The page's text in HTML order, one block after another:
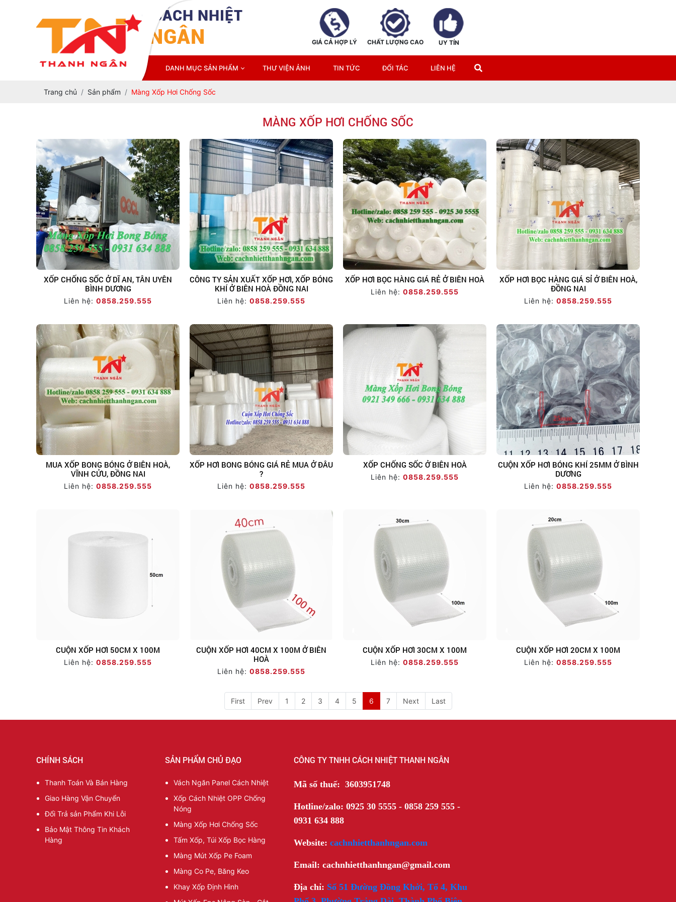
CÔNG TY TNHH CÁCH NHIỆT
THANH NGÂN GIÁ CẢ HỢP LÝ CHẤT LƯỢNG CAO UY TÍN
TRANG CHỦ GIỚI THIỆU DANH MỤC SẢN PHẨM THƯ VIỆN ẢNH TIN TỨC ĐỐI TÁC LIÊN HỆ
Trang chủ Sản phẩm Màng Xốp Hơi Chống Sốc
MÀNG XỐP HƠI CHỐNG SỐC
XỐP CHỐNG SỐC Ở DĨ AN, TÂN UYÊN
BÌNH DƯƠNG
Liên hệ: 0858.259.555
CÔNG TY SẢN XUẤT XỐP HƠI, XỐP BÓNG
KHÍ Ở BIÊN HOÀ ĐỒNG NAI
Liên hệ: 0858.259.555
XỐP HƠI BỌC HÀNG GIÁ RẺ Ở BIÊN HOÀ
Liên hệ: 0858.259.555
XỐP HƠI BỌC HÀNG GIÁ SỈ Ở BIÊN HOÀ,
ĐỒNG NAI
Liên hệ: 0858.259.555
MUA XỐP BONG BÓNG Ở BIÊN HOÀ,
VĨNH CỬU, ĐỒNG NAI
Liên hệ: 0858.259.555
XỐP HƠI BONG BÓNG GIÁ RẺ MUA Ở ĐÂU
?
Liên hệ: 0858.259.555
XỐP CHỐNG SỐC Ở BIÊN HOÀ
Liên hệ: 0858.259.555
CUỘN XỐP HƠI BÓNG KHÍ 25MM Ở BÌNH
DƯƠNG
Liên hệ: 0858.259.555
CUỘN XỐP HƠI 50CM X 100M
Liên hệ: 0858.259.555
CUỘN XỐP HƠI 40CM X 100M Ở BIÊN
HOÀ
Liên hệ: 0858.259.555
CUỘN XỐP HƠI 30CM X 100M
Liên hệ: 0858.259.555
CUỘN XỐP HƠI 20CM X 100M
Liên hệ: 0858.259.555
First Prev 1 2 3 4 5 6 7 Next Last
CHÍNH SÁCH
Thanh Toán Và Bán Hàng
Giao Hàng Vận Chuyển
Đổi Trả sản Phẩm Khi Lỗi
Bảo Mật Thông Tin Khách
Hàng
SẢN PHẨM CHỦ ĐẠO
Vách Ngăn Panel Cách Nhiệt
Xốp Cách Nhiệt OPP Chống
Nóng
Màng Xốp Hơi Chống Sốc
Tấm Xốp, Túi Xốp Bọc Hàng
Màng Mút Xốp Pe Foam
Màng Co Pe, Băng Keo
Khay Xốp Định Hình
CÔNG TY TNHH CÁCH NHIỆT THANH NGÂN
Mã số thuế: 3603951748
Hotline/zalo: 0925 30 5555 - 0858 259 555 -
0931 634 888
Website: cachnhietthanhngan.com
Email: cachnhietthanhngan@gmail.com
Địa chỉ: Số 51 Đường Đồng Khởi, Tổ 4, Khu